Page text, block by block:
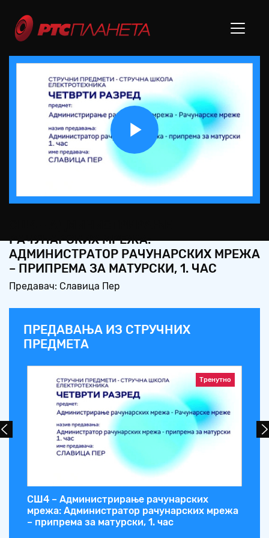
Play
Video
РАЧУНАРСКИХ МРЕЖА:
АДМИНИСТРАТОР РАЧУНАРСКИХ МРЕЖА
– ПРИПРЕМА ЗА МАТУРСКИ, 1. ЧАС
Предавач: Славица Пер
ПРЕДАВАЊА ИЗ СТРУЧНИХ
ПРЕДМЕТА
Тренутно
СШ4 – Администрирање рачунарских
мрежа: Администратор рачунарских мрежа
– припрема за матурски, 1. час